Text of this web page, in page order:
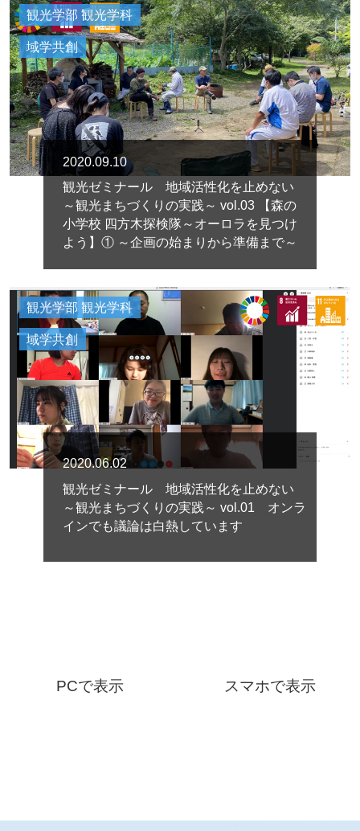
観光学部 観光学科
域学共創
2020.09.10
観光ゼミナール 地域活性化を止めない
～観光まちづくりの実践～ vol.03 【森の
小学校 四方木探検隊～オーロラを見つけ
よう】① ～企画の始まりから準備まで～
観光学部 観光学科
域学共創
2020.06.02
観光ゼミナール 地域活性化を止めない
～観光まちづくりの実践～ vol.01 オンラ
インでも議論は白熱しています
PCで表示 スマホで表示